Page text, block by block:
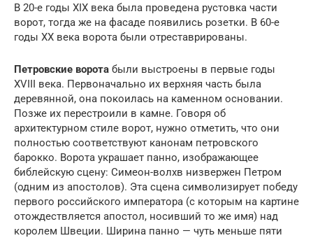
В 20-е годы XIX века была проведена рустовка части
ворот, тогда же на фасаде появились розетки. В 60-е
годы XX века ворота были отреставрированы.
Петровские ворота были выстроены в первые годы
XVIII века. Первоначально их верхняя часть была
деревянной, она покоилась на каменном основании.
Позже их перестроили в камне. Говоря об
архитектурном стиле ворот, нужно отметить, что они
полностью соответствуют канонам петровского
барокко. Ворота украшает панно, изображающее
библейскую сцену: Симеон-волхв низвержен Петром
(одним из апостолов). Эта сцена символизирует победу
первого российского императора (с которым на картине
отождествляется апостол, носивший то же имя) над
королем Швеции. Ширина панно — чуть меньше пяти